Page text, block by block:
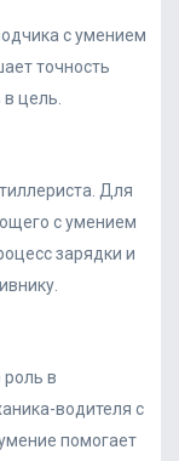
с умением
точность
цель.
Для
с умением
зарядки и
в
водителя с
помогает